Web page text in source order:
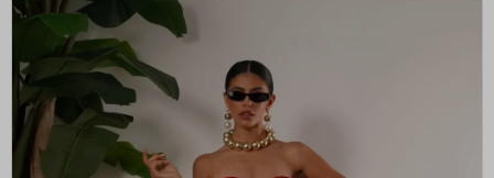
VALENTÝNSKÁ - VÁNOČNÍ KOLEKCE
Oblečení dámské
Nadměrné velikosti
Doplňky módy
Obuv - Boty
Oblečení bez potisku